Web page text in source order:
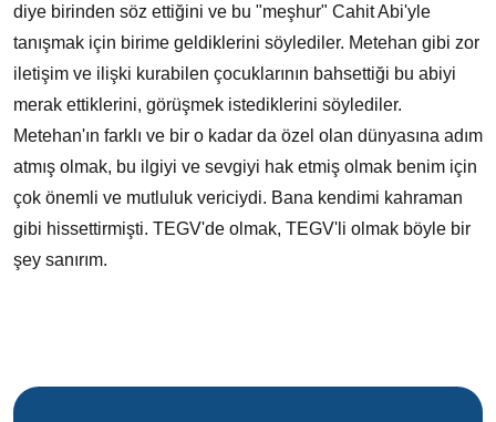
diye birinden söz ettiğini ve bu "meşhur" Cahit Abi'yle
tanışmak için birime geldiklerini söylediler. Metehan gibi zor
iletişim ve ilişki kurabilen çocuklarının bahsettiği bu abiyi
merak ettiklerini, görüşmek istediklerini söylediler.
Metehan'ın farklı ve bir o kadar da özel olan dünyasına adım
atmış olmak, bu ilgiyi ve sevgiyi hak etmiş olmak benim için
çok önemli ve mutluluk vericiydi. Bana kendimi kahraman
gibi hissettirmişti. TEGV'de olmak, TEGV'li olmak böyle bir
şey sanırım.